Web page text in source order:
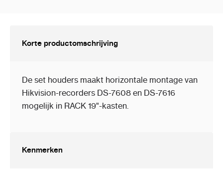
Korte productomschrijving
De set houders maakt horizontale montage van
Hikvision-recorders DS-7608 en DS-7616
mogelijk in RACK 19"-kasten.
Kenmerken